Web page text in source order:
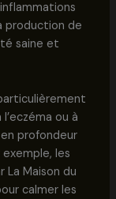
production de
saine et
ou à
en profondeur
les
Maison du
calmer les